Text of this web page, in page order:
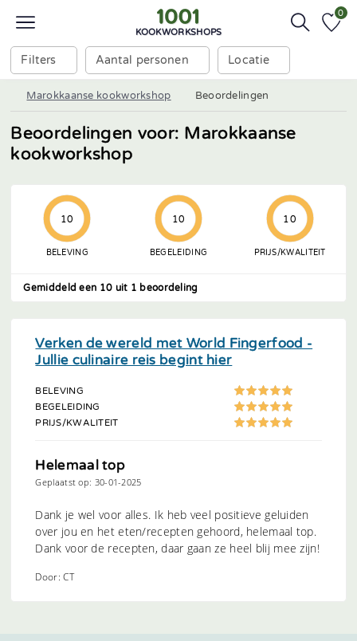
KOOKWORKSHOPS
Filters Aantal personen Locatie
0
Marokkaanse kookworkshop Beoordelingen
Beoordelingen voor: Marokkaanse
kookworkshop
10
BELEVING
10
BEGELEIDING
10
PRIJS/KWALITEIT
Gemiddeld een 10 uit 1 beoordeling
Verken de wereld met World Fingerfood -
Jullie culinaire reis begint hier
BELEVING
BEGELEIDING
PRIJS/KWALITEIT
Helemaal top
Geplaatst op: 30-01-2025
Dank je wel voor alles. Ik heb veel positieve geluiden
over jou en het eten/recepten gehoord, helemaal top.
Dank voor de recepten, daar gaan ze heel blij mee zijn!
Door: CT